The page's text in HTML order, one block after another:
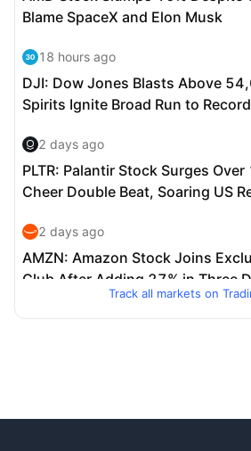
Track all markets on